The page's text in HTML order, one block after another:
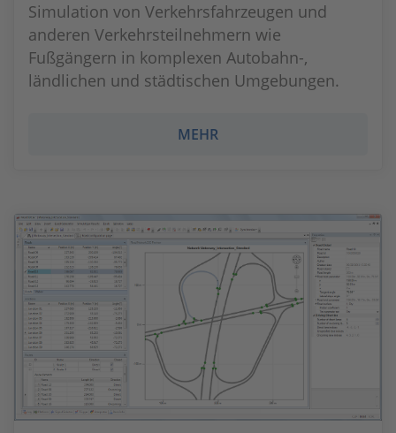
Simulation von Verkehrsfahrzeugen und
anderen Verkehrsteilnehmern wie
Fußgängern in komplexen Autobahn-,
ländlichen und städtischen Umgebungen.
MEHR